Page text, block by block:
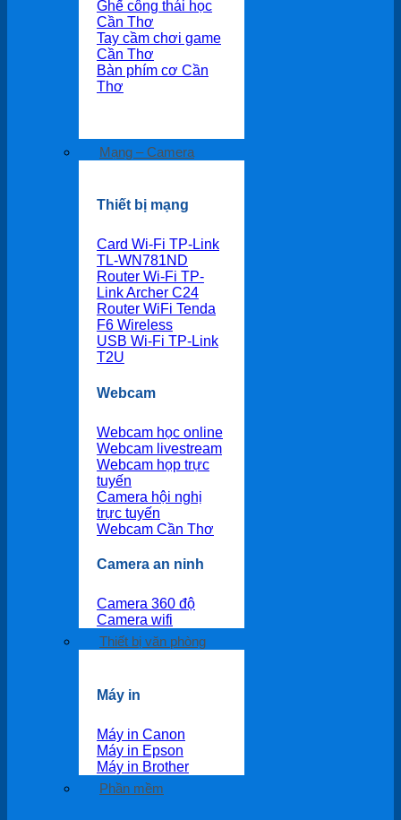
Ghế công thái học
Cần Thơ
Tay cầm chơi game
Cần Thơ
Bàn phím cơ Cần
Thơ
Mạng – Camera
Thiết bị mạng
Card Wi-Fi TP-Link
TL-WN781ND
Router Wi-Fi TP-
Link Archer C24
Router WiFi Tenda
F6 Wireless
USB Wi-Fi TP-Link
T2U
Webcam
Webcam học online
Webcam livestream
Webcam họp trực
tuyến
Camera hội nghị
trực tuyến
Webcam Cần Thơ
Camera an ninh
Camera 360 độ
Camera wifi
Thiết bị văn phòng
Máy in
Máy in Canon
Máy in Epson
Máy in Brother
Phần mềm